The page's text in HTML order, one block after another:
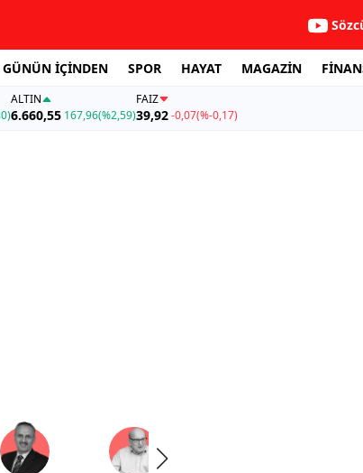
GÜNÜN İÇİNDEN SPOR HAYAT MAGAZİN
ALTIN
6.660,55 167,96(%2,59)
FAİZ
39,92-0,07(%-0,17)